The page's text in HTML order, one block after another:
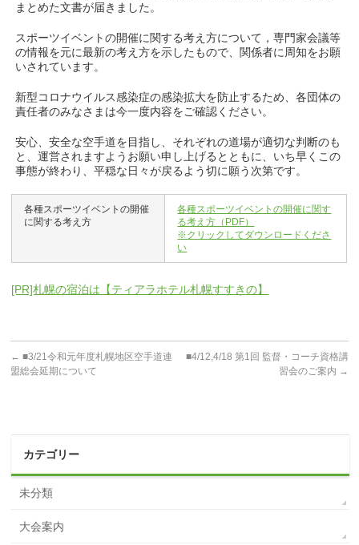
まとめた文書が届きました。
スポーツイベントの開催に関する考え方について，専門家会議等
の情報を元に最新の考え方を示したもので、関係者に周知をお願
いされています。
新型コロナウイルス感染症の感染拡大を防止するため、各団体の
責任者のみなさまは今一度内容をご確認ください。
安心、安全な空手道を目指し、それぞれの道場が適切な判断のも
と、運営されますようお願い申し上げるとともに、いち早くこの
事態が終わり、平穏な日々が戻るよう切に願う次第です。
各種スポーツイベントの開催
に関する考え方
各種スポーツイベントの開催に関す
る考え方（PDF）
※クリックしてダウンロードくださ
い
[PR]札幌の宿泊は【ティアラホテル札幌すすきの】
← ■3/21令和元年度札幌地区空手道連
盟総会延期について
■4/12,4/18 第1回 監督・コーチ資格講
習会のご案内 →
カテゴリー
未分類
大会案内